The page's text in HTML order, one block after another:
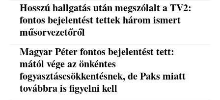
Hosszú hallgatás után megszólalt a TV2:
fontos bejelentést tettek három ismert
műsorvezetőről
Magyar Péter fontos bejelentést tett:
mától vége az önkéntes
fogyasztáscsökkentésnek, de Paks miatt
továbbra is figyelni kell